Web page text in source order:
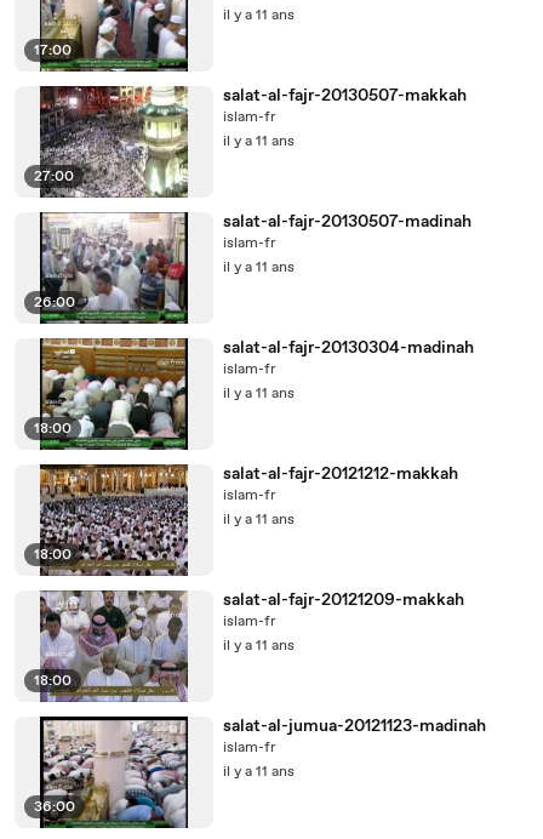
17:00
il y a 11 ans
27:00
salat-al-fajr-20130507-makkah
islam-fr
il y a 11 ans
26:00
salat-al-fajr-20130507-madinah
islam-fr
il y a 11 ans
18:00
salat-al-fajr-20130304-madinah
islam-fr
il y a 11 ans
18:00
salat-al-fajr-20121212-makkah
islam-fr
il y a 11 ans
18:00
salat-al-fajr-20121209-makkah
islam-fr
il y a 11 ans
36:00
salat-al-jumua-20121123-madinah
islam-fr
il y a 11 ans